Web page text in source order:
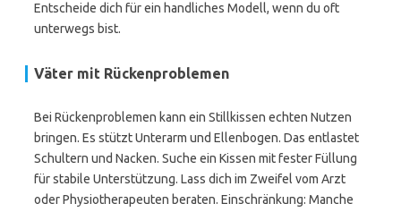
Entscheide dich für ein handliches Modell, wenn du oft
unterwegs bist.
Väter mit Rückenproblemen
Bei Rückenproblemen kann ein Stillkissen echten Nutzen
bringen. Es stützt Unterarm und Ellenbogen. Das entlastet
Schultern und Nacken. Suche ein Kissen mit fester Füllung
für stabile Unterstützung. Lass dich im Zweifel vom Arzt
oder Physiotherapeuten beraten. Einschränkung: Manche